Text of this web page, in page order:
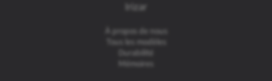
Irizar
À propos de nous
Tous les modèles
Durabilité
Mémoires